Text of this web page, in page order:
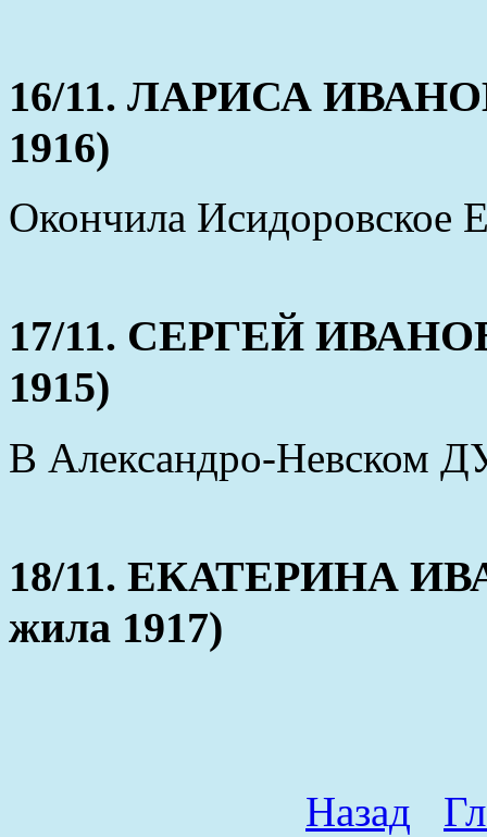
16/11. ЛАРИСА
1916)
Окончила
17/11. СЕРГЕЙ
1915)
В Александро-Невском
18/11. ЕКАТЕРИНА
жила 1917)
Назад